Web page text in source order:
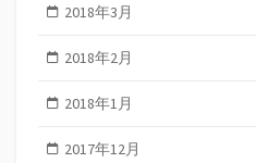
2018年3月
2018年2月
2018年1月
2017年12月